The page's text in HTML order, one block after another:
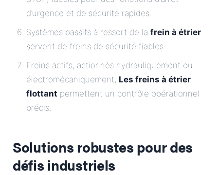
d’urgence et de sécurité rapides.
Systèmes passifs à ressort de la frein à étrier
servent de freins de sécurité fiables.
Freins actifs, actionnés hydrauliquement ou
électromécaniquement, Les freins à étrier
flottant permettent un contrôle opérationnel
précis.
Solutions robustes pour des
défis industriels